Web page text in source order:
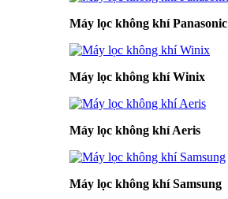
Máy lọc không khí Panasonic
Máy lọc không khí Winix
Máy lọc không khí Aeris
Máy lọc không khí Samsung